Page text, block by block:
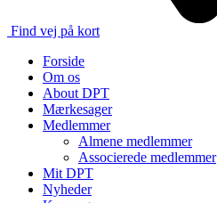
Find vej på kort
Forside
Om os
About DPT
Mærkesager
Medlemmer
Almene medlemmer
Associerede medlemmer
Mit DPT
Nyheder